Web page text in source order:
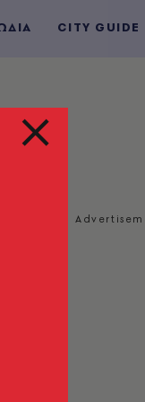
CITY GUIDE